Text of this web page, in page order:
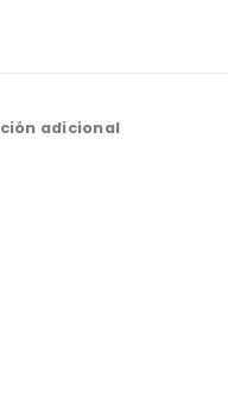
adicional